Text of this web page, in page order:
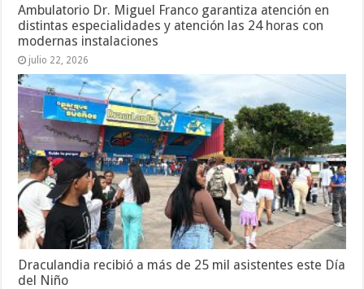
Ambulatorio Dr. Miguel Franco garantiza atención en
distintas especialidades y atención las 24 horas con
modernas instalaciones
julio 22, 2026
Draculandia recibió a más de 25 mil asistentes este Día
del Niño